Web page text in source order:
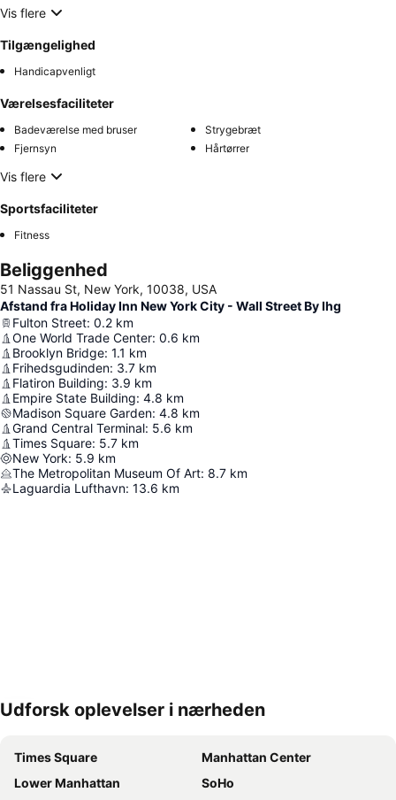
Vis flere
Tilgængelighed
Handicapvenligt
Værelsesfaciliteter
Badeværelse med bruser
Strygebræt
Fjernsyn
Hårtørrer
Vis flere
Sportsfaciliteter
Fitness
Beliggenhed
51 Nassau St, New York, 10038, USA
Afstand fra Holiday Inn New York City - Wall Street By Ihg
Fulton Street: 0.2 km
One World Trade Center: 0.6 km
Brooklyn Bridge: 1.1 km
Frihedsgudinden: 3.7 km
Flatiron Building: 3.9 km
Empire State Building: 4.8 km
Madison Square Garden: 4.8 km
Grand Central Terminal: 5.6 km
Times Square: 5.7 km
New York: 5.9 km
The Metropolitan Museum Of Art: 8.7 km
Laguardia Lufthavn: 13.6 km
Udvid kort
Udforsk oplevelser i nærheden
Times Square
Manhattan Center
Lower Manhattan
SoHo